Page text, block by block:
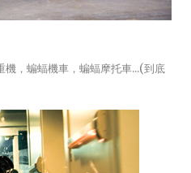
，蝙蝠機車，蝙蝠摩托車...(到底